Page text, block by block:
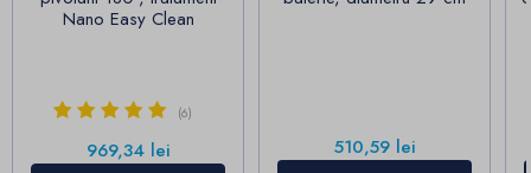
Nano Easy Clean
(6)
Pret
969,34 lei Pret
510,59 lei